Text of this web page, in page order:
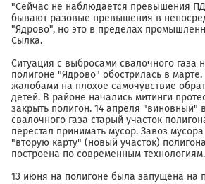
"Сейчас не наблюдается превышения
бывают разовые превышения в
"Ядрово", но это в пределах
Сылка.
Ситуация с выбросами свалочного газа
полигоне "Ядрово" обострилась в марте.
жалобами на плохое самочувствие
детей. В районе начались митинги
закрыть полигон. 14 апреля "виновный"
свалочного газа старый участок
перестал принимать мусор. Завоз
"вторую карту" (новый участок)
построена по современным технологиям.
13 июня на полигоне была запущена на